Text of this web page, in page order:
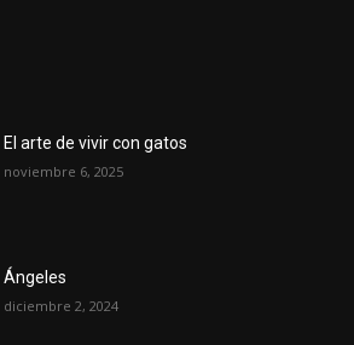
El arte de vivir con gatos
noviembre 6, 2025
Ángeles
diciembre 2, 2024